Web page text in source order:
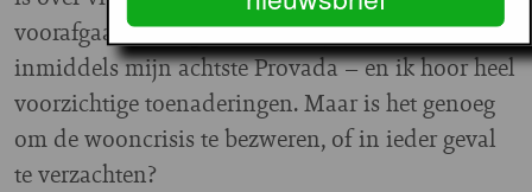
voorafgaat duurt gemiddeld vijf jaar. Dit is
inmiddels mijn achtste Provada – en ik hoor heel
voorzichtige toenaderingen. Maar is het genoeg
om de wooncrisis te bezweren, of in ieder geval
te verzachten?